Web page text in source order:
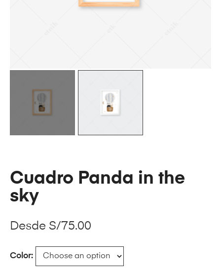
Cuadro Panda in the
sky
Desde S/75.00
Color